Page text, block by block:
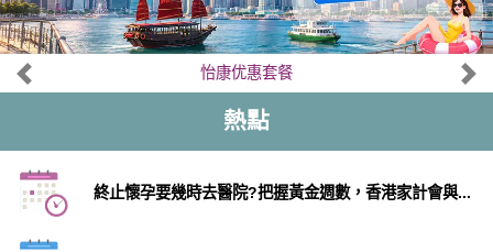
怡康优惠套餐
熱點
終止懷孕要幾時去醫院?把握黃金週數，香港家計會與...